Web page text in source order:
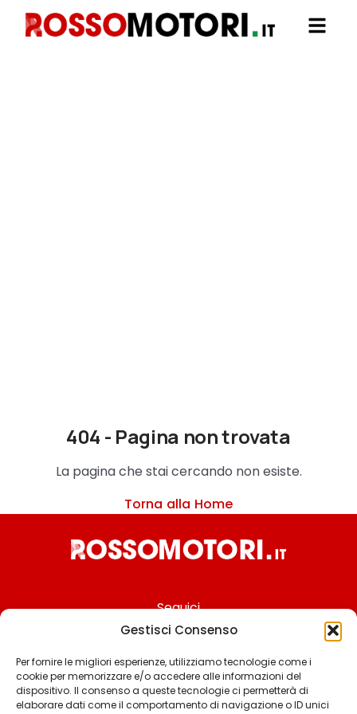
Gestisci Consenso
Per fornire le migliori esperienze, utilizziamo tecnologie come i
cookie per memorizzare e/o accedere alle informazioni del
dispositivo. Il consenso a queste tecnologie ci permetterà di
elaborare dati come il comportamento di navigazione o ID unici
404 - Pagina non trovata
La pagina che stai cercando non esiste.
Torna alla Home
Seguici
Chi siamo